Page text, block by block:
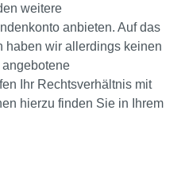
weitere
anbieten. Auf das
haben wir allerdings keinen
Ihr Rechtsverhältnis mit
hierzu finden Sie in Ihrem